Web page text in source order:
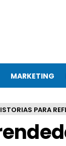
MARKETING
PARA